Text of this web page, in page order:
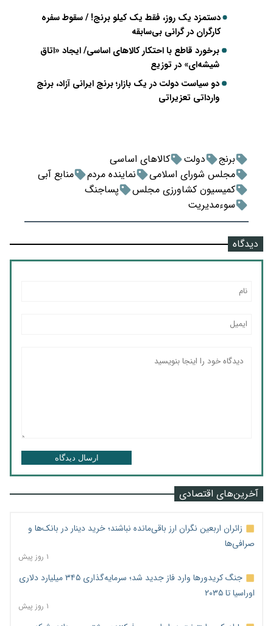
دستمزد یک روز، فقط یک کیلو برنج! / سقوط سفره
کارگران در گرانی بی‌سابقه
برخورد قاطع با احتکار کالاهای اساسی/ ایجاد «اتاق
شیشه‌ای» در توزیع
دو سیاست دولت در یک بازار؛ برنج ایرانی آزاد، برنج
وارداتی تعزیراتی
برنج دولت
کالاهای اساسی
مجلس شورای اسلامی
نماینده مردم
منابع آبی
کمیسیون کشاورزی مجلس
پساجنگ
سوءمدیریت
دیدگاه
ارسال دیدگاه
آخرین‌های اقتصادی
زائران اربعین نگران ارز باقی‌مانده نباشند؛ خرید دینار در بانک‌ها و
صرافی‌ها
۱ روز پیش
جنگ کریدورها وارد فاز جدید شد؛ سرمایه‌گذاری ۳۴۵ میلیارد دلاری
اوراسیا تا ۲۰۳۵
۱ روز پیش